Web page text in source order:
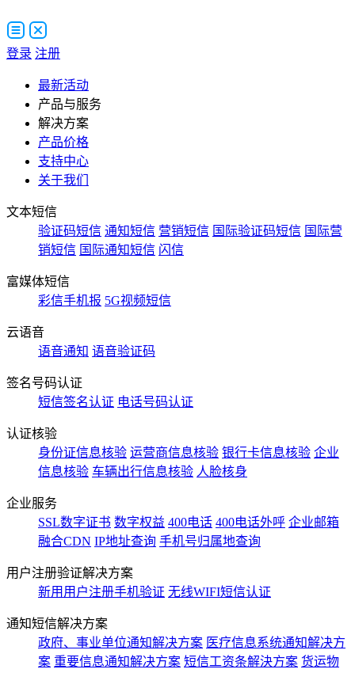
登录 注册
最新活动
产品与服务
解决方案
产品价格
支持中心
关于我们
文本短信
验证码短信 通知短信 营销短信 国际验证码短信 国际营
销短信 国际通知短信 闪信
富媒体短信
彩信手机报 5G视频短信
云语音
语音通知 语音验证码
签名号码认证
短信签名认证 电话号码认证
认证核验
身份证信息核验 运营商信息核验 银行卡信息核验 企业
信息核验 车辆出行信息核验 人脸核身
企业服务
SSL数字证书 数字权益 400电话 400电话外呼 企业邮箱
融合CDN IP地址查询 手机号归属地查询
用户注册验证解决方案
新用用户注册手机验证 无线WIFI短信认证
通知短信解决方案
政府、事业单位通知解决方案 医疗信息系统通知解决方
案 重要信息通知解决方案 短信工资条解決方案 货运物